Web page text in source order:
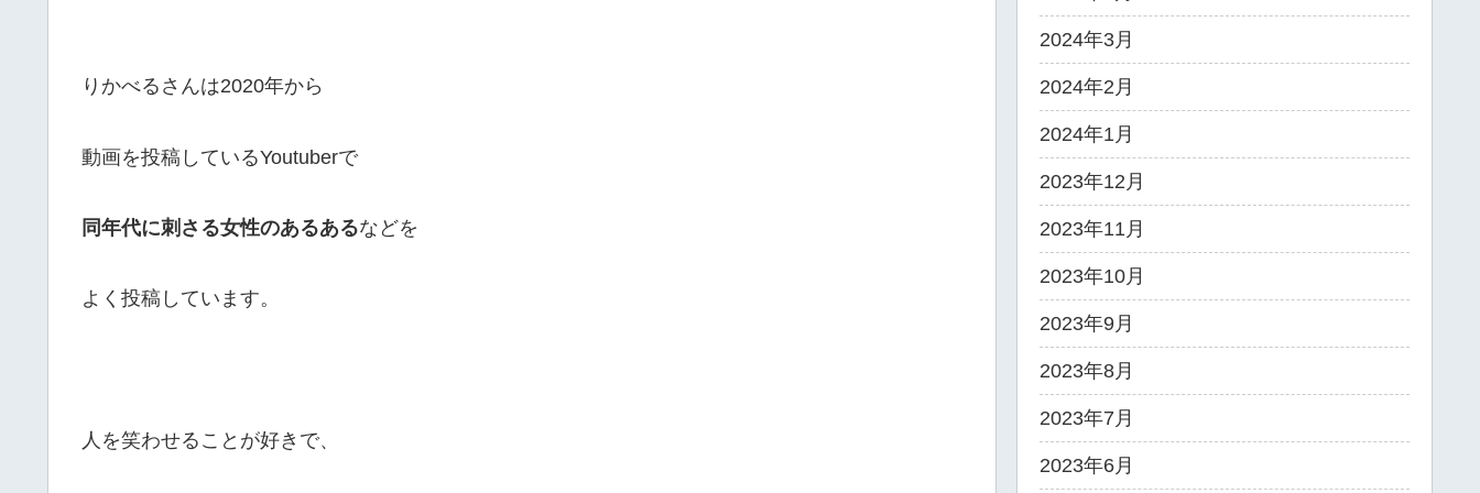
りかべるさんは2020年から
動画を投稿しているYoutuberで
同年代に刺さる女性のあるあるなどを
よく投稿しています。
人を笑わせることが好きで、
2024年3月
2024年2月
2024年1月
2023年12月
2023年11月
2023年10月
2023年9月
2023年8月
2023年7月
2023年6月